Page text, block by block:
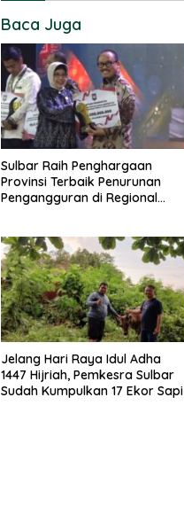
Baca Juga
Sulbar Raih Penghargaan
Provinsi Terbaik Penurunan
Pengangguran di Regional
Jelang Hari Raya Idul Adha
1447 Hijriah, Pemkesra Sulbar
Sudah Kumpulkan 17 Ekor Sapi